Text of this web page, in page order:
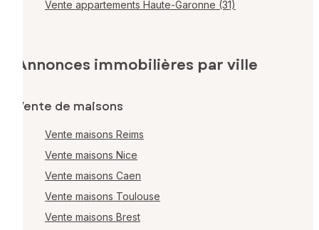
Vente appartements Haute-Garonne (31)
Annonces immobilières par ville
Vente de maisons
Vente maisons Reims
Vente maisons Nice
Vente maisons Caen
Vente maisons Toulouse
Vente maisons Brest